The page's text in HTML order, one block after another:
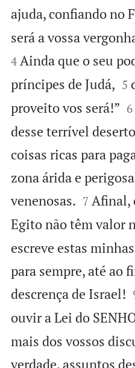
ajuda, confiando no
será a vossa
4 Ainda que o seu
príncipes de Judá,
5
proveito vos será!”
6
desse terrível
coisas ricas para
zona árida e
venenosas.
7 Afinal,
Egito não têm valor
escreve estas
para sempre, até ao
descrença de Israel!
ouvir a Lei do
mais dos vossos
verdade, assuntos